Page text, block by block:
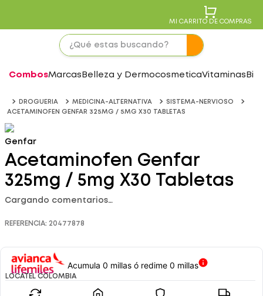
MI CARRITO DE COMPRAS
CombosMarcas Belleza y DermocosmeticaVitaminas
DROGUERIA MEDICINA-ALTERNATIVA
SISTEMA-NERVIOSO
ACETAMINOFEN GENFAR 325MG / 5MG X30 TABLETAS
Genfar
Acetaminofen Genfar
325mg / 5mg X30 Tabletas
Cargando comentarios…
REFERENCIA: 20477878
Acumula 0 millas ó redime 0 millas
LOCATEL COLOMBIA